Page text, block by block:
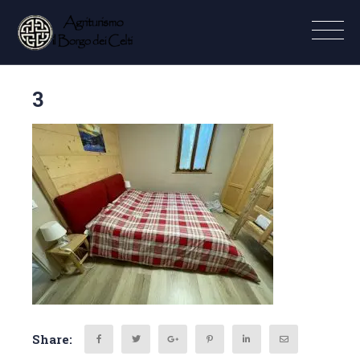
3
Share: